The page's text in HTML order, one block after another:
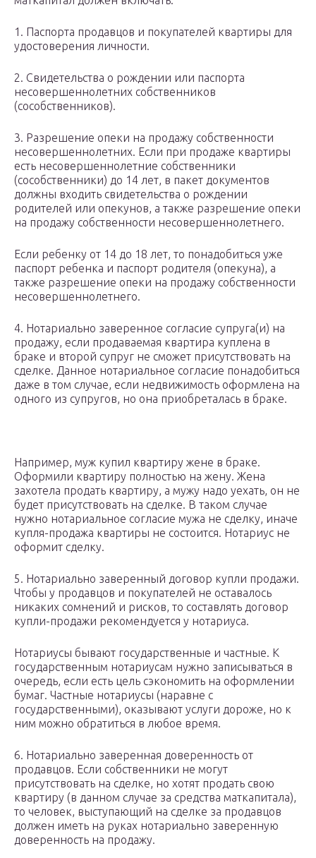
1. Паспорта продавцов и покупателей квартиры для
удостоверения личности.
2. Свидетельства о рождении или паспорта
несовершеннолетних собственников
(сособственников).
3. Разрешение опеки на продажу собственности
несовершеннолетних. Если при продаже квартиры
есть несовершеннолетние собственники
(сособственники) до 14 лет, в пакет документов
должны входить свидетельства о рождении
родителей или опекунов, а также разрешение опеки
на продажу собственности несовершеннолетнего.
Если ребенку от 14 до 18 лет, то понадобиться уже
паспорт ребенка и паспорт родителя (опекуна), а
также разрешение опеки на продажу собственности
несовершеннолетнего.
4. Нотариально заверенное согласие супруга(и) на
продажу, если продаваемая квартира куплена в
браке и второй супруг не сможет присутствовать на
сделке. Данное нотариальное согласие понадобиться
даже в том случае, если недвижимость оформлена на
одного из супругов, но она приобреталась в браке.
Например, муж купил квартиру жене в браке.
Оформили квартиру полностью на жену. Жена
захотела продать квартиру, а мужу надо уехать, он не
будет присутствовать на сделке. В таком случае
нужно нотариальное согласие мужа не сделку, иначе
купля-продажа квартиры не состоится. Нотариус не
оформит сделку.
5. Нотариально заверенный договор купли продажи.
Чтобы у продавцов и покупателей не оставалось
никаких сомнений и рисков, то составлять договор
купли-продажи рекомендуется у нотариуса.
Нотариусы бывают государственные и частные. К
государственным нотариусам нужно записываться в
очередь, если есть цель сэкономить на оформлении
бумаг. Частные нотариусы (наравне с
государственными), оказывают услуги дороже, но к
ним можно обратиться в любое время.
6. Нотариально заверенная доверенность от
продавцов. Если собственники не могут
присутствовать на сделке, но хотят продать свою
квартиру (в данном случае за средства маткапитала),
то человек, выступающий на сделке за продавцов
должен иметь на руках нотариально заверенную
доверенность на продажу.